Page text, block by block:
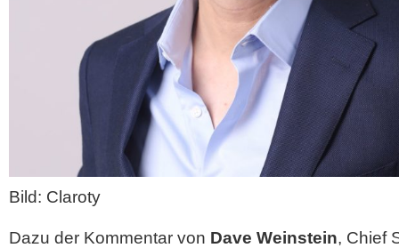
Bild: Claroty
Dazu der Kommentar von Dave Weinstein, Chief